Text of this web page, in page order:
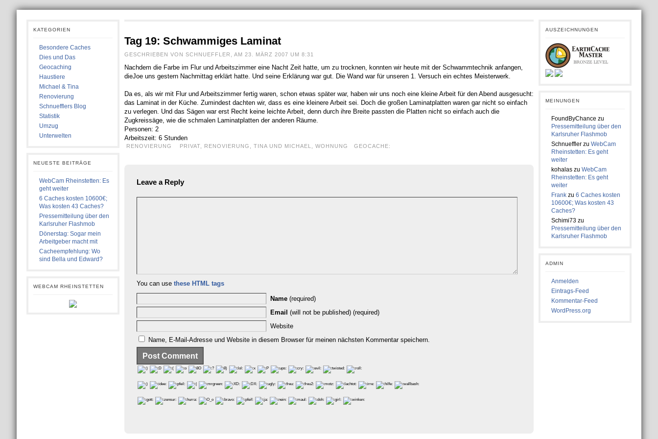
KATEGORIEN
Besondere Caches
Dies und Das
Geocaching
Haustiere
Michael & Tina
Renovierung
Schnuefflers Blog
Statistik
Umzug
Unterwelten
NEUESTE BEITRÄGE
WebCam Rheinstetten: Es
geht weiter
6 Caches kosten 10600€;
Was kosten 43 Caches?
Pressemitteilung über den
Karlsruher Flashmob
Dönerstag: Sogar mein
Arbeitgeber macht mit
Cacheempfehlung: Wo
sind Bella und Edward?
WEBCAM RHEINSTETTEN
Tag 19: Schwammiges Laminat
GESCHRIEBEN VON SCHNUEFFLER, AM 23. MÄRZ 2007 UM 8:31
Nachdem die Farbe im Flur und Arbeitszimmer eine Nacht Zeit hatte, um zu trocknen, konnten wir heute mit der Schwammtechnik anfangen,
dieJoe uns gestern Nachmittag erklärt hatte. Und seine Erklärung war gut. Die Wand war für unseren 1. Versuch ein echtes Meisterwerk.
Da es, als wir mit Flur und Arbeitszimmer fertig waren, schon etwas später war, haben wir uns noch eine kleine Arbeit für den Abend ausgesucht:
das Laminat in der Küche. Zumindest dachten wir, dass es eine kleinere Arbeit sei. Doch die großen Laminatplatten waren gar nicht so einfach
zu verlegen. Und das Sägen war erst Recht keine leichte Arbeit, denn durch ihre Breite passten die Platten nicht so einfach auch die
Zugkreissäge, wie die schmalen Laminatplatten der anderen Räume.
Personen: 2
Arbeitszeit: 6 Stunden
RENOVIERUNG PRIVAT, RENOVIERUNG TINA UND MICHAEL WOHNUNG GEOCACHE:
Leave a Reply
You can use these HTML tags
Name (required)
Email (will not be published) (required)
Website
Name, E-Mail-Adresse und Website in diesem Browser für meinen nächsten Kommentar speichern.
AUSZEICHNUNGEN
MEINUNGEN
FoundByChance zu
Pressemitteilung über den
Karlsruher Flashmob
Schnuefflerzu WebCam
Rheinstetten: Es geht
weiter
kohalaszu WebCam
Rheinstetten: Es geht
weiter
Frankzu 6 Caches kosten
10600€; Was kosten 43
Caches?
Schimi73zu
Pressemitteilung über den
Karlsruher Flashmob
ADMIN
Anmelden
Eintrags-Feed
Kommentar-Feed
WordPress.org